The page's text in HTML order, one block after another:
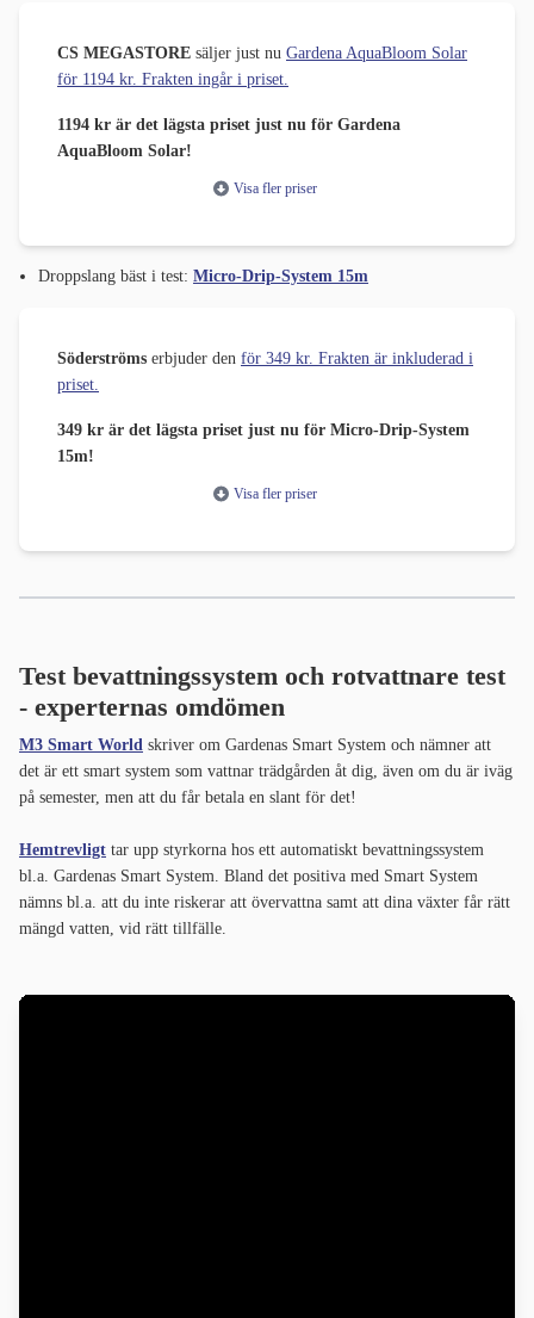
CS MEGASTORE säljer just nu Gardena AquaBloom Solar
för 1194 kr. Frakten ingår i priset.
1194 kr är det lägsta priset just nu för Gardena
AquaBloom Solar!
Visa fler priser
Droppslang bäst i test: Micro-Drip-System 15m
Söderströms erbjuder den för 349 kr. Frakten är inkluderad i
priset.
349 kr är det lägsta priset just nu för Micro-Drip-System
15m!
Visa fler priser
Test bevattningssystem och rotvattnare test
- experternas omdömen
M3 Smart World skriver om Gardenas Smart System och nämner att
det är ett smart system som vattnar trädgården åt dig, även om du är iväg
på semester, men att du får betala en slant för det!
Hemtrevligt tar upp styrkorna hos ett automatiskt bevattningssystem
bl.a. Gardenas Smart System. Bland det positiva med Smart System
nämns bl.a. att du inte riskerar att övervattna samt att dina växter får rätt
mängd vatten, vid rätt tillfälle.